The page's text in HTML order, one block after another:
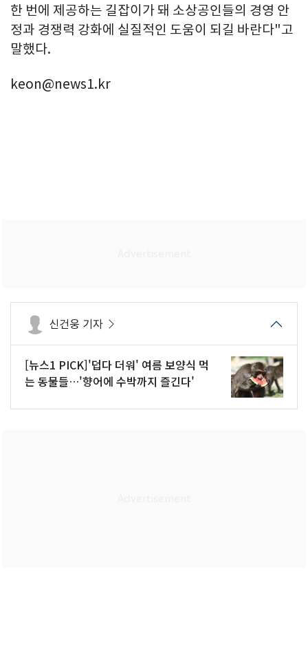
한 번에 제공하는 길잡이가 돼 소상공인들의 경영 안
정과 경쟁력 강화에 실질적인 도움이 되길 바란다"고
말했다.
keon@news1.kr
신건웅 기자
[뉴스1 PICK]'덥다 더워' 여름 보양식 먹
는 동물들…'향어에 수박까지 즐긴다'